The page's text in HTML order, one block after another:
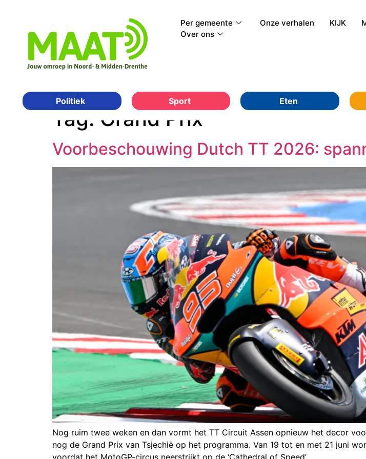
Per gemeente Onze verhalen KIJK
Over ons
Politiek Sport Eten
Tag:Grand Prix
Voorbeschouwing Dutch TT 2026:
Nog ruim twee weken en dan vormt het TT Circuit Assen opnieuw het decor
nog de Grand Prix van Tsjechië op het programma. Van 19 tot en met 21 juni
voordat het MotoGP-circus neerstrijkt op de ‘Cathedral of Speed’.